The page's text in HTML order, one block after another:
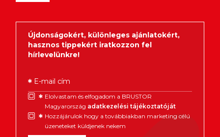
Újdonságokért, különleges ajánlatokért,
hasznos tippekért iratkozzon fel
hírlevelünkre!
E-mail cím
Elolvastam és elfogadom a BRUSTOR
Magyarország adatkezelési tájékoztatóját
Hozzájárulok hogy a továbbiakban marketing célú
üzeneteket küldjenek nekem